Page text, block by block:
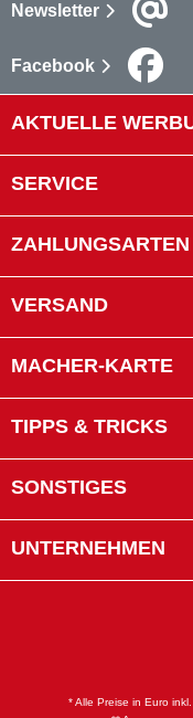
Newsletter
Facebook
AKTUELLE
SERVICE
ZAHLUNGSARTEN
VERSAND
MACHER-KARTE
TIPPS & TRICKS
SONSTIGES
UNTERNEHMEN
* Alle Preise in Euro